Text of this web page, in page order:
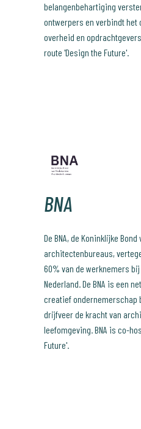
belangenbehartiging
ontwerpers en verbindt het
overheid en
route 'Design the Future'.
BNA
De BNA, de Koninklijke
architectenbureaus,
60% van de werknemers
Nederland. De BNA is een
creatief ondernemerschap
drijfveer de kracht van
leefomgeving. BNA is co-
Future'.